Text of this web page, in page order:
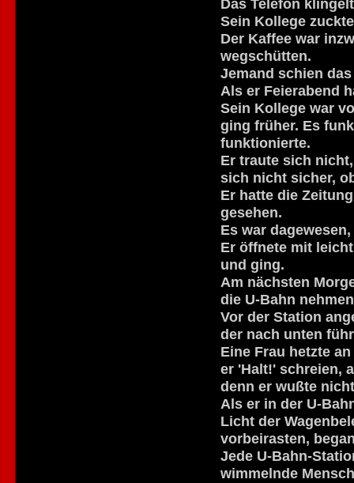
Das Telefon
Sein Kollege
Der Kaffee war
wegschütten.
Jemand schien
Als er Feierabend
Sein Kollege war
ging früher. Es
funktionierte.
Er traute sich
sich nicht sicher,
Er hatte die
gesehen.
Es war
Er öffnete mit
und ging.
Am nächsten
die U-Bahn
Vor der Station
der nach unten
Eine Frau hetzte
er 'Halt!' schreien,
denn er wußte
Als er in der U-
Licht der
vorbeirasten,
Jede U-Bahn-
wimmelnde